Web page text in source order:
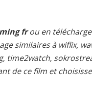
frou en
similaires à wiflix,
time2watch,
de ce film et